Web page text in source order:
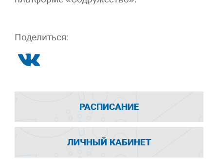
Поделиться:
РАСПИСАНИЕ
ЛИЧНЫЙ КАБИНЕТ